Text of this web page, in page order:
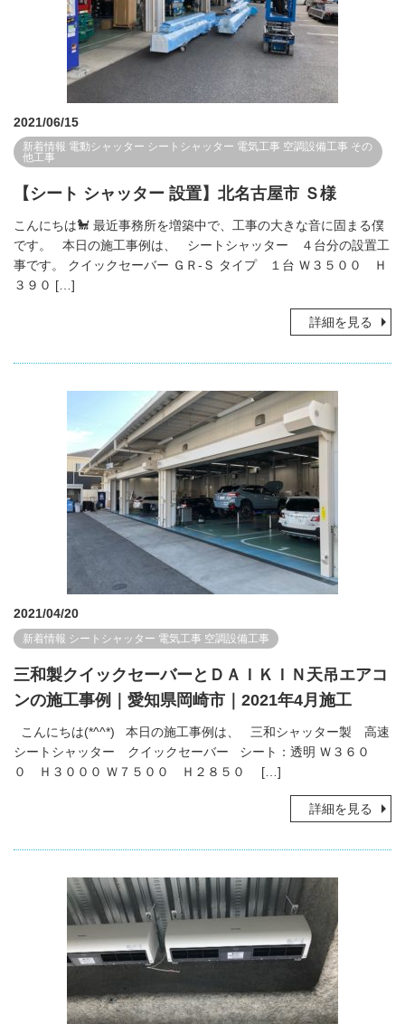
2021/06/15
新着情報 電動シャッター シートシャッター 電気工事 空調設備工事 その
他工事
【シート シャッター 設置】北名古屋市 Ｓ様
こんにちは🐩 最近事務所を増築中で、工事の大きな音に固まる僕
です。 本日の施工事例は、 シートシャッター ４台分の設置工
事です。 クイックセーバー ＧＲ-Ｓ タイプ １台 Ｗ３５００ Ｈ
３９０ […]
詳細を見る
2021/04/20
新着情報 シートシャッター 電気工事 空調設備工事
三和製クイックセーバーとＤＡＩＫＩＮ天吊エアコ
ンの施工事例｜愛知県岡崎市｜2021年4月施工
こんにちは(*^^*) 本日の施工事例は、 三和シャッター製 高速
シートシャッター クイックセーバー シート：透明 Ｗ３６０
０ Ｈ３０００ Ｗ７５００ Ｈ２８５０ […]
詳細を見る